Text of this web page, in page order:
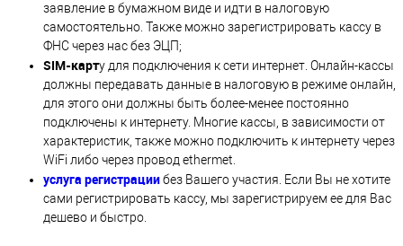
заявление в бумажном виде и идти в налоговую
самостоятельно. Также можно зарегистрировать кассу в
ФНС через нас без ЭЦП;
SIM-карту для подключения к сети интернет. Онлайн-кассы
должны передавать данные в налоговую в режиме онлайн,
для этого они должны быть более-менее постоянно
подключены к интернету. Многие кассы, в зависимости от
характеристик, также можно подключить к интернету через
WiFi либо через провод ethermet.
услуга регистрациибез Вашего участия. Если Вы не хотите
сами регистрировать кассу, мы зарегистрируем ее для Вас
дешево и быстро.